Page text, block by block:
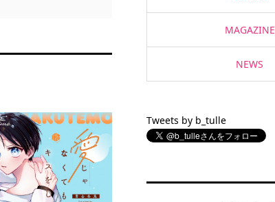
MAGAZINE
NEWS
Tweets by b_tulle